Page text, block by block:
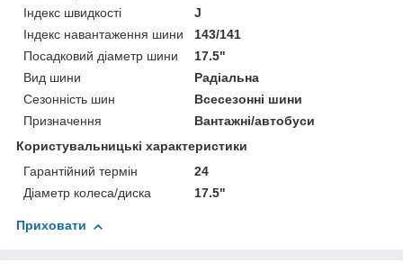
Індекс швидкості
J
Індекс навантаження шини
143/141
Посадковий діаметр шини
17.5"
Вид шини
Радіальна
Сезонність шин
Всесезонні шини
Призначення
Вантажні/автобуси
Користувальницькі характеристики
Гарантійний термін
24
Діаметр колеса/диска
17.5"
Приховати